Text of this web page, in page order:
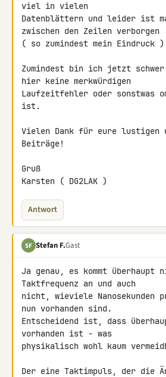
viel in vielen
Datenblättern und leider ist
zwischen den Zeilen verborgen
( so zumindest mein Eindruck
Zumindest bin ich jetzt
hier keine merkwürdigen
Laufzeitfehler oder sonstwas
ist.
Vielen Dank für eure lustigen
Beiträge!
Gruß
Karsten ( DG2LAK )
Antwort
SF Stefan F.Gast
Ja genau, es kommt
Taktfrequenz an und auch
nicht, wieviele Nanosekunden
nun vorhanden sind.
Entscheidend ist, dass
vorhanden ist - was
physikalisch wohl kaum
Der eine Taktimpuls, der die